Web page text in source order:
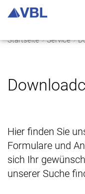
Startseite Service
Hier finden Sie
Formulare und
sich Ihr
unserer Suche